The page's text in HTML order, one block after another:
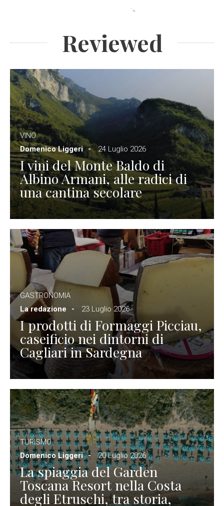
Reviewed
VINO
Domenico Liggeri
24 Luglio 2026
I vini del Monte Baldo di
Albino Armani, alle radici di
una cantina secolare
GASTRONOMIA
La redazione
23 Luglio 2026
I prodotti di Formaggi Picciau,
caseificio nei dintorni di
Cagliari in Sardegna
TURISMO
Domenico Liggeri
20 Luglio 2026
La spiaggia del Garden
Toscana Resort nella Costa
degli Etruschi, tra storia,